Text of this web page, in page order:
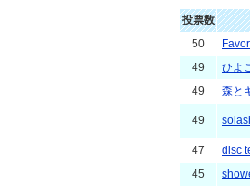
投票数
50
49
ひよ
49
森と
49
47 disc
45